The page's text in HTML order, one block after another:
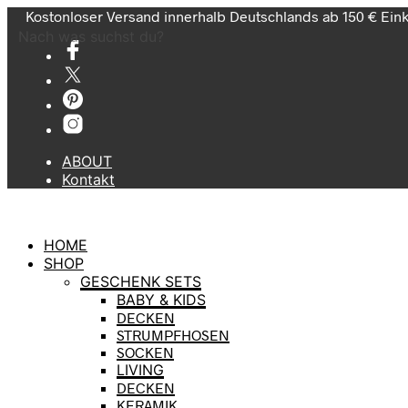
Kostonloser Versand innerhalb Deutschlands ab 150 €
ABOUT
Kontakt
HOME
SHOP
GESCHENK SETS
BABY & KIDS
DECKEN
STRUMPFHOSEN
SOCKEN
LIVING
DECKEN
Nach was suchst du?